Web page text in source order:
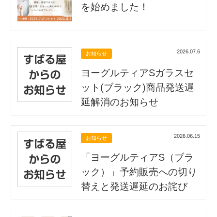
を始めました！
お知らせ 2026.07.6
ヨーグルティアSガラスセ
ット(ブラック)商品発送遅
延解消のお知らせ
お知らせ 2026.06.15
「ヨーグルティアS（ブラ
ック）」予約販売への切り
替えと発送遅延のお詫び